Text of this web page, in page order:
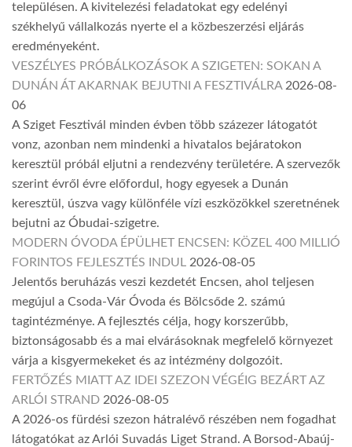
településen. A kivitelezési feladatokat egy edelényi
székhelyű vállalkozás nyerte el a közbeszerzési eljárás
eredményeként.
VESZÉLYES PRÓBÁLKOZÁSOK A SZIGETEN: SOKAN A
DUNÁN ÁT AKARNAK BEJUTNI A FESZTIVÁLRA 2026-08-
06
A Sziget Fesztivál minden évben több százezer látogatót
vonz, azonban nem mindenki a hivatalos bejáratokon
keresztül próbál eljutni a rendezvény területére. A szervezők
szerint évről évre előfordul, hogy egyesek a Dunán
keresztül, úszva vagy különféle vízi eszközökkel szeretnének
bejutni az Óbudai-szigetre.
MODERN ÓVODA ÉPÜLHET ENCSEN: KÖZEL 400 MILLIÓ
FORINTOS FEJLESZTÉS INDUL 2026-08-05
Jelentős beruházás veszi kezdetét Encsen, ahol teljesen
megújul a Csoda-Vár Óvoda és Bölcsőde 2. számú
tagintézménye. A fejlesztés célja, hogy korszerűbb,
biztonságosabb és a mai elvárásoknak megfelelő környezet
várja a kisgyermekeket és az intézmény dolgozóit.
FERTŐZÉS MIATT AZ IDEI SZEZON VÉGÉIG BEZÁRT AZ
ARLÓI STRAND 2026-08-05
A 2026-os fürdési szezon hátralévő részében nem fogadhat
látogatókat az Arlói Suvadás Liget Strand. A Borsod-Abaúj-